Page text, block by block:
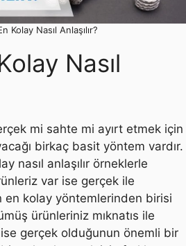
Kolay Nasıl Anlaşılır?
Nasıl
mi sahte mi ayırt etmek için
birkaç basit yöntem vardır.
nasıl anlaşılır örneklerle
var ise gerçek ile
en kolay yöntemlerinden birisi
ürünleriniz mıknatıs ile
gerçek olduğunun önemli bir